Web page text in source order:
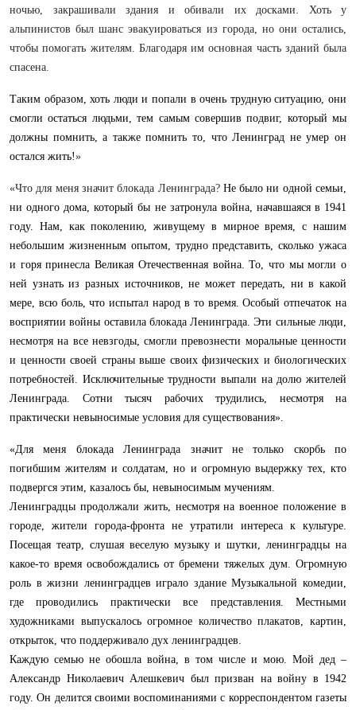
ночью, закрашивали здания и обивали их досками. Хоть у
альпинистов был шанс эвакуироваться из города, но они остались,
чтобы помогать жителям. Благодаря им основная часть зданий была
спасена.
Таким образом, хоть люди и попали в очень трудную ситуацию, они
смогли остаться людьми, тем самым совершив подвиг, который мы
должны помнить, а также помнить то, что Ленинград не умер он
остался жить!»
«Что для меня значит блокада Ленинграда? Не было ни одной семьи,
ни одного дома, который бы не затронула война, начавшаяся в 1941
году. Нам, как поколению, живущему в мирное время, с нашим
небольшим жизненным опытом, трудно представить, сколько ужаса
и горя принесла Великая Отечественная война. То, что мы могли о
ней узнать из разных источников, не может передать, ни в какой
мере, всю боль, что испытал народ в то время. Особый отпечаток на
восприятии войны оставила блокада Ленинграда. Эти сильные люди,
несмотря на все невзгоды, смогли превознести моральные ценности
и ценности своей страны выше своих физических и биологических
потребностей. Исключительные трудности выпали на долю жителей
Ленинграда. Сотни тысяч рабочих трудились, несмотря на
практически невыносимые условия для существования».
«Для меня блокада Ленинграда значит не только скорбь по
погибшим жителям и солдатам, но и огромную выдержку тех, кто
подвергся этим, казалось бы, невыносимым мучениям.
Ленинградцы продолжали жить, несмотря на военное положение в
городе, жители города-фронта не утратили интереса к культуре.
Посещая театр, слушая веселую музыку и шутки, ленинградцы на
какое-то время освобождались от бремени тяжелых дум. Огромную
роль в жизни ленинградцев играло здание Музыкальной комедии,
где проводились практически все представления. Местными
художниками выпускалось огромное количество плакатов, картин,
открыток, что поддерживало дух ленинградцев.
Каждую семью не обошла война, в том числе и мою. Мой дед –
Александр Николаевич Алешкевич был призван на войну в 1942
году. Он делится своими воспоминаниями с корреспондентом газеты